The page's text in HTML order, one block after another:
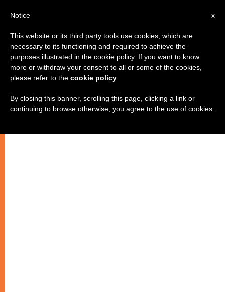
x
Notice
This website or its third party tools use cookies, which are
necessary to its functioning and required to achieve the
purposes illustrated in the cookie policy. If you want to know
more or withdraw your consent to all or some of the cookies,
please refer to the cookie policy
By closing this banner, scrolling this page, clicking a link or
continuing to browse otherwise, you agree to the use of cookies.